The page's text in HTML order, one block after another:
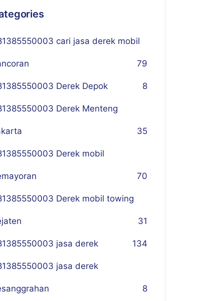
cari jasa derek mobil
79
Derek Depok 8
Derek Menteng
35
Derek mobil
70
Derek mobil towing
31
jasa derek 134
jasa derek
8